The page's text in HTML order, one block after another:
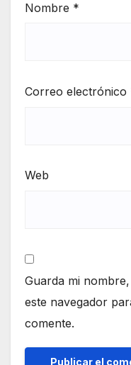
Nombre *
Correo electrónico
Web
Guarda mi
este navegador
comente.